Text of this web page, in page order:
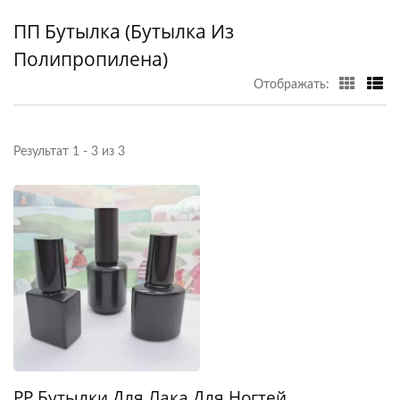
ПП Бутылка (бутылка Из
Полипропилена)
Отображать:
Результат 1 - 3 из 3